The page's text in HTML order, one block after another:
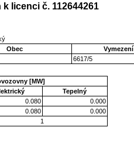
licenci č. 112644261
Obec
Vymezení
6617/5
[MW]
Tepelný
0.080
0.000
0.080
0.000
1